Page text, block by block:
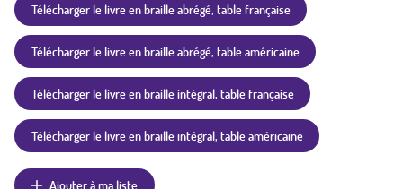
Télécharger le livre en braille abrégé, table française
Télécharger le livre en braille abrégé, table américaine
Télécharger le livre en braille intégral, table française
Télécharger le livre en braille intégral, table américaine
Ajouter à ma liste